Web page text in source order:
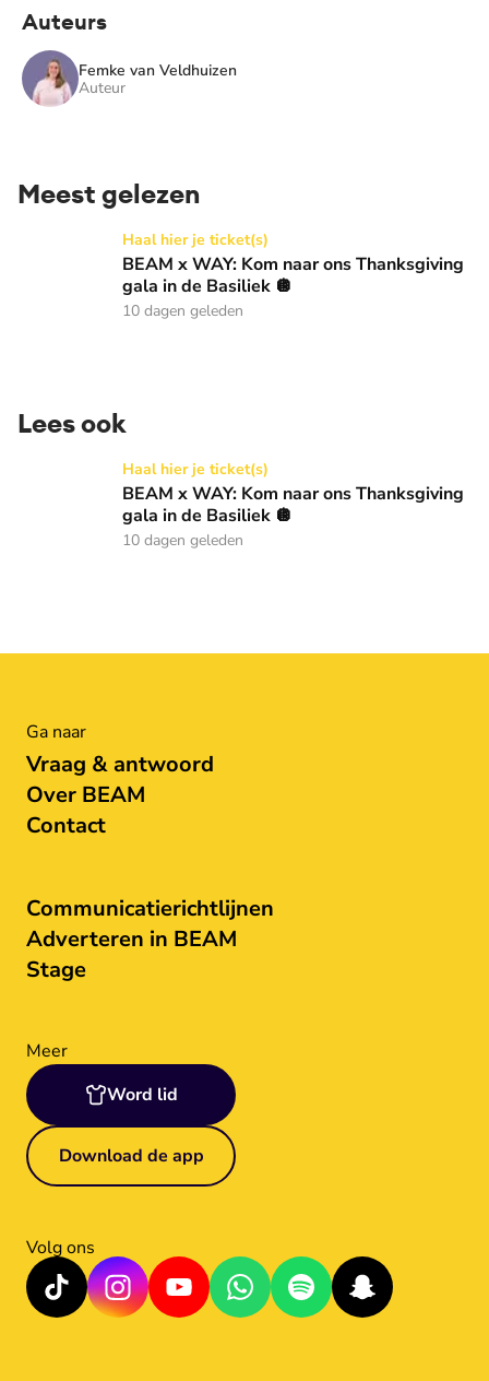
Auteurs
Femke van Veldhuizen
Auteur
Meest gelezen
BEAM x WAY: Kom naar ons Thanksgiving gala in de
Haal hier je ticket(s)
BEAM x WAY: Kom naar ons Thanksgiving
gala in de Basiliek 🪩
10 dagen geleden
Lees ook
BEAM x WAY: Kom naar ons Thanksgiving gala in de
Haal hier je ticket(s)
BEAM x WAY: Kom naar ons Thanksgiving
gala in de Basiliek 🪩
10 dagen geleden
Ga naar
Vraag & antwoord
Over BEAM
Contact
Communicatierichtlijnen
Adverteren in BEAM
Stage
Meer
Word lid
Download de app
Volg ons